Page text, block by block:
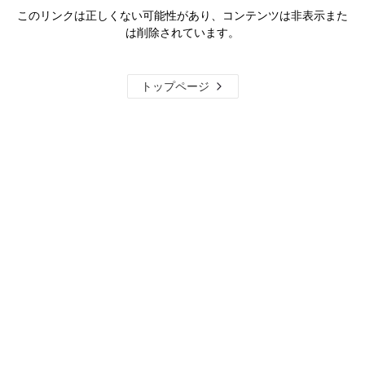
このリンクは正しくない可能性があり、コンテンツは非表示また
は削除されています。
トップページ